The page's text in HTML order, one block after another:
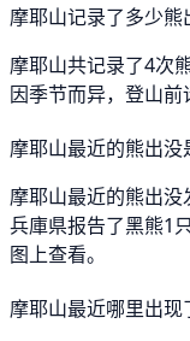
摩耶山记录了多少熊
摩耶山共记录了4次
因季节而异，登山前
摩耶山最近的熊出没
摩耶山最近的熊出
兵庫県报告了黑熊1
图上查看。
摩耶山最近哪里出现